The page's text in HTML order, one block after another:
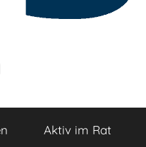
Aktiv im Rat